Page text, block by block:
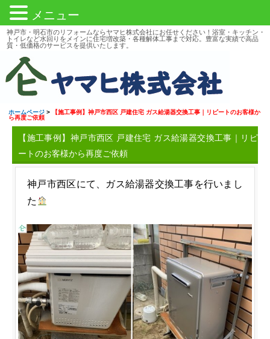
神戸市・明石市のリフォームならヤマヒ株式会社にお任せください！浴室・キッチン・
トイレなど水回りをメインに住宅増改築・各種解体工事まで対応。豊富な実績で高品
質・低価格のサービスを提供いたします。
ホームページ >
【施工事例】神戸市西区 戸建住宅 ガス給湯器交換工事｜リピートのお客様か
ら再度ご依頼
【施工事例】神戸市西区 戸建住宅 ガス給湯器交換工事｜リピ
ートのお客様から再度ご依頼
神戸市西区にて、ガス給湯器交換工事を行いまし
た
メニュー